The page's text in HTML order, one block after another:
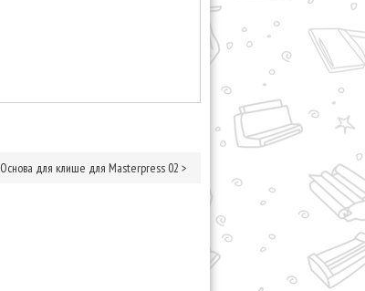
Основа для клише для Masterpress 02 >